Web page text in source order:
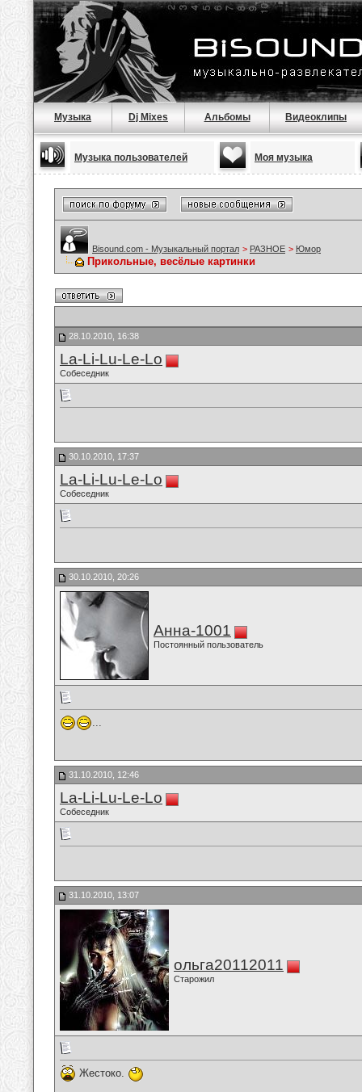
Музыка Dj Mixes Альбомы Видеоклипы
Музыка пользователей Моя музыка
Bisound.com - Музыкальный портал > РАЗНОЕ > Юмор
Прикольные, весёлые картинки
28.10.2010, 16:38
La-Li-Lu-Le-Lo
Собеседник
30.10.2010, 17:37
La-Li-Lu-Le-Lo
Собеседник
30.10.2010, 20:26
Анна-1001
Постоянный пользователь
31.10.2010, 12:46
La-Li-Lu-Le-Lo
Собеседник
31.10.2010, 13:07
ольга20112011
Старожил
Жестоко.